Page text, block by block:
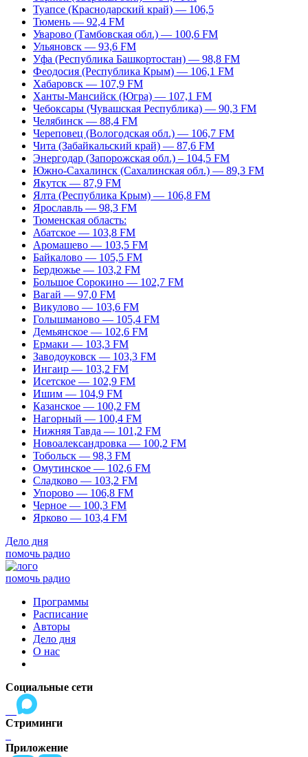
Туапсе (Краснодарский край) — 106,5
Тюмень — 92,4 FM
Уварово (Тамбовская обл.) — 100,6 FM
Ульяновск — 93,6 FM
Уфа (Республика Башкортостан) — 98,8 FM
Феодосия (Республика Крым) — 106,1 FM
Хабаровск — 107,9 FM
Ханты-Мансийск (Югра) — 107,1 FM
Чебоксары (Чувашская Республика) — 90,3 FM
Челябинск — 88,4 FM
Череповец (Вологодская обл.) — 106,7 FM
Чита (Забайкальский край) — 87,6 FM
Энергодар (Запорожская обл.) – 104,5 FM
Южно-Сахалинск (Сахалинская обл.) — 89,3 FM
Якутск — 87,9 FM
Ялта (Республика Крым) — 106,8 FM
Ярославль — 98,3 FM
Тюменская область:
Абатское — 103,8 FM
Аромашево — 103,5 FM
Байкалово — 105,5 FM
Бердюжье — 103,2 FM
Большое Сорокино — 102,7 FM
Вагай — 97,0 FM
Викулово — 103,6 FM
Голышманово — 105,4 FM
Демьянское — 102,6 FM
Ермаки — 103,3 FM
Заводоуковск — 103,3 FM
Ингаир — 103,2 FM
Исетское — 102,9 FM
Ишим — 104,9 FM
Казанское — 100,2 FM
Нагорный — 100,4 FM
Нижняя Тавда — 101,2 FM
Новоалександровка — 100,2 FM
Тобольск — 98,3 FM
Омутинское — 102,6 FM
Сладково — 103,2 FM
Упорово — 106,8 FM
Черное — 100,3 FM
Ярково — 103,4 FM
Дело дня
помочь радио
помочь радио
Программы
Расписание
Авторы
Дело дня
О нас
Социальные сети
Стриминги
Приложение